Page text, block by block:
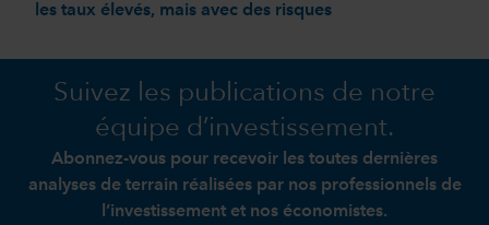
les taux élevés, mais avec des risques
Suivez les publications de notre
équipe d’investissement.
Abonnez-vous pour recevoir les toutes dernières
analyses de terrain réalisées par nos professionnels de
l’investissement et nos économistes.